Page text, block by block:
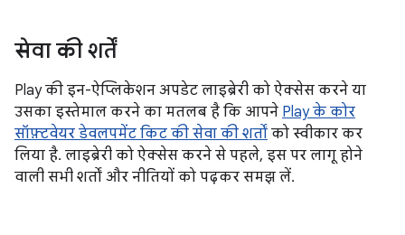
सेवा की शर्तें
Play की इन-ऐप्लिकेशन अपडेट लाइब्रेरी को ऐक्सेस करने या
उसका इस्तेमाल करने का मतलब है कि आपने Play के कोर
सॉफ़्टवेयर डेवलपमेंट किट की सेवा की शर्तों को स्वीकार कर
लिया है. लाइब्रेरी को ऐक्सेस करने से पहले, इस पर लागू होने
वाली सभी शर्तों और नीतियों को पढ़कर समझ लें.